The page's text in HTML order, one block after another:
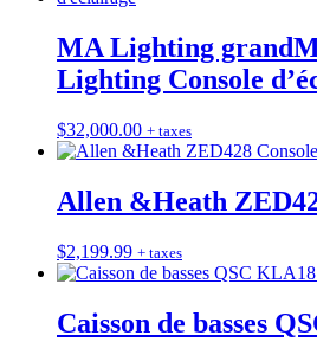
MA Lighting
Lighting Console
$32,000.00 + taxes
Allen &Heath
$2,199.99 + taxes
Caisson de basses